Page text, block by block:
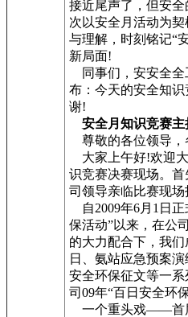
接近尾声了，但安
次以安全月活动为
与理解，时刻铭记“
新局面!
同事们，安安全全
布：今天的安全知
谢!
安全月知识竞赛主
尊敬的各位领导，
大家上午好!欢迎大
识竞赛决赛现场。
司领导亲临比赛现
自2009年6月1日正
保活动”以来，在公
的大力配合下，我
日、氨站应急预案演
安全环保征文等一
司09年“百日安全环
一个重头戏——首届